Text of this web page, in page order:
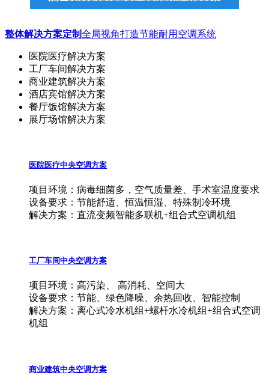
整体解决方案定制全局视角打造节能耐用空调系统
医院医疗解决方案
工厂车间解决方案
商业建筑解决方案
酒店宾馆解决方案
餐厅饭馆解决方案
展厅场馆解决方案
医院医疗中央空调方案
项目环境：病毒细菌多，空气质量差、手术室温度要求
设备要求：节能舒适、恒温恒湿、特殊制冷环境
解决方案：直流变频智能多联机+组合式空调机组
工厂车间中央空调方案
项目环境：高污染、 高消耗、空间大
设备要求：节能、绿色降噪、余热回收、智能控制
解决方案：离心式冷水机组+螺杆水冷机组+组合式空调
机组
商业建筑中央空调方案